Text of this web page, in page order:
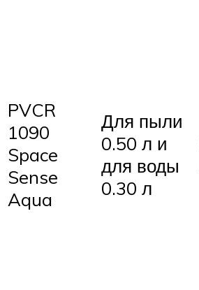
PVCR
1090
Space
Sense
Aqua
Для пыли
0.50 л и
для воды
0.30 л